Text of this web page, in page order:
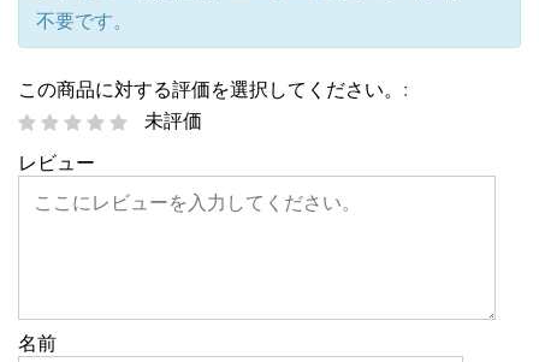
不要です。
この商品に対する評価を選択してください。:
未評価
レビュー
名前